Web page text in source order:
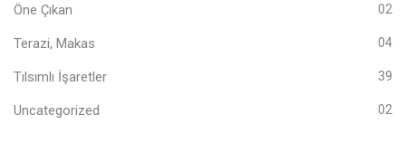
Öne Çıkan 02
Terazi, Makas 04
Tılsımlı İşaretler 39
Uncategorized 02